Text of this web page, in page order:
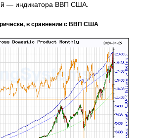
— индикатора ВВП США.
в сравнении с ВВП США